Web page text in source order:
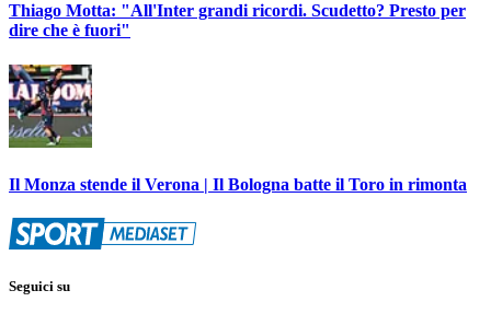
Thiago Motta: "All'Inter grandi ricordi. Scudetto? Presto per
dire che è fuori"
Il Monza stende il Verona | Il Bologna batte il Toro in rimonta
Seguici su